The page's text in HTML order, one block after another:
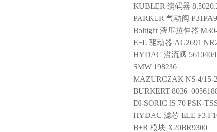
KUBLER 编码器
PARKER 气动阀
Boltight 液压拉伸器
E+L 驱动器 AG2691
HYDAC 溢流阀
SMW 198236
MAZURCZAK NS 4/15-
BURKERT 8036
DI-SORIC IS 70 PSK-
HYDAC 滤芯 ELE P3
B+R 模块 X20BR9300